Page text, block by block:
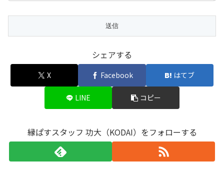
シェアする
X Facebook はてブ
LINE コピー
縁ぱすスタッフ 功大（KODAI）をフォローする